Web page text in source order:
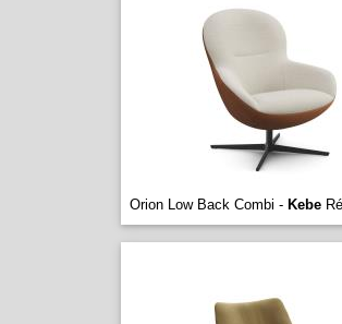
Orion Low Back Combi - Kebe